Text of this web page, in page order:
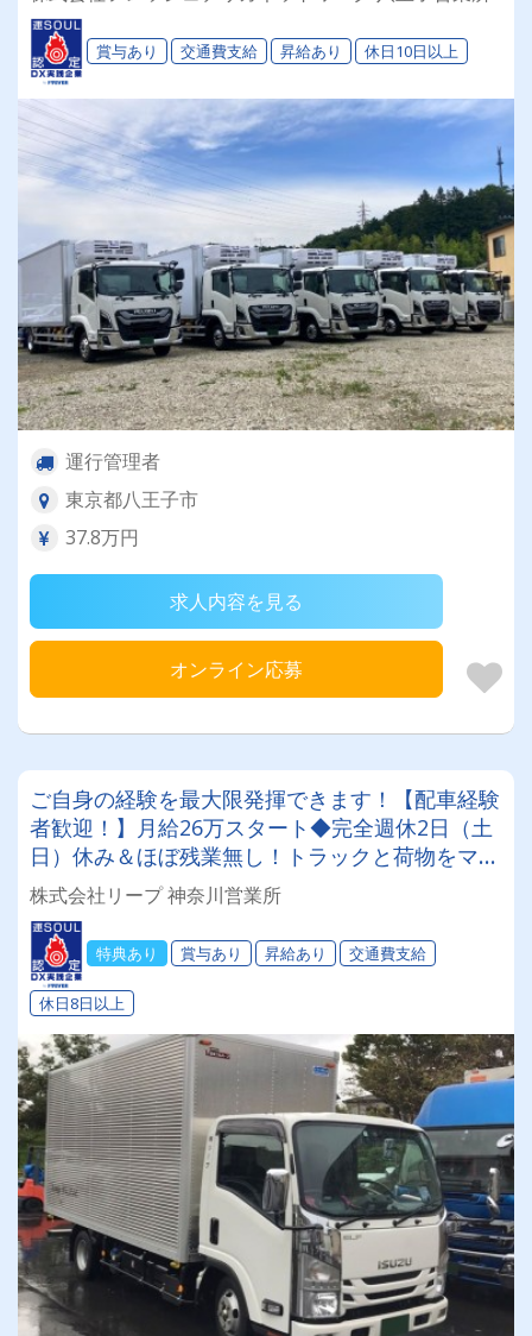
賞与あり 交通費支給 昇給あり 休日10日以上
運行管理者
東京都八王子市
37.8万円
求人内容を見る
オンライン応募
ご自身の経験を最大限発揮できます！【配車経験
者歓迎！】月給26万スタート◆完全週休2日（土
日）休み＆ほぼ残業無し！トラックと荷物をマッ
チングするお仕事です
株式会社リープ 神奈川営業所
特典あり 賞与あり 昇給あり 交通費支給
休日8日以上